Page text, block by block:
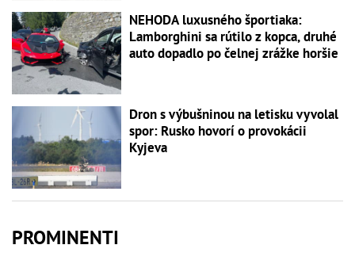
NEHODA luxusného športiaka:
Lamborghini sa rútilo z kopca, druhé
auto dopadlo po čelnej zrážke horšie
Dron s výbušninou na letisku vyvolal
spor: Rusko hovorí o provokácii
Kyjeva
PROMINENTI